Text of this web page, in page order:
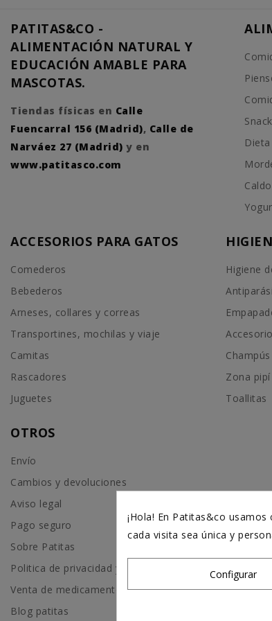
PATITAS&CO -
ALIMENTACIÓN NATURAL Y
EDUCACIÓN AMABLE PARA
MASCOTAS.
Tiendas físicas en Calle
Fuencarral 156 (Madrid), Calle de
Narváez 27 (Madrid) y en
www.patitasco.com
ACCESORIOS PARA GATOS
Comederos
Bebederos
Arneses, collares y correas
Transportines, mochilas y viaje
Camitas
Rascadores
Juguetes
Higiene
Champús
Zona
Toallitas
OTROS
Envío
Cambios y devoluciones
Aviso legal
Pago seguro
Sobre Patitas
Politica de privacidad y Cookies
Venta de medicamentos
Blog patitas
¡Hola! En Patitas&co
cada visita sea única y
Configurar